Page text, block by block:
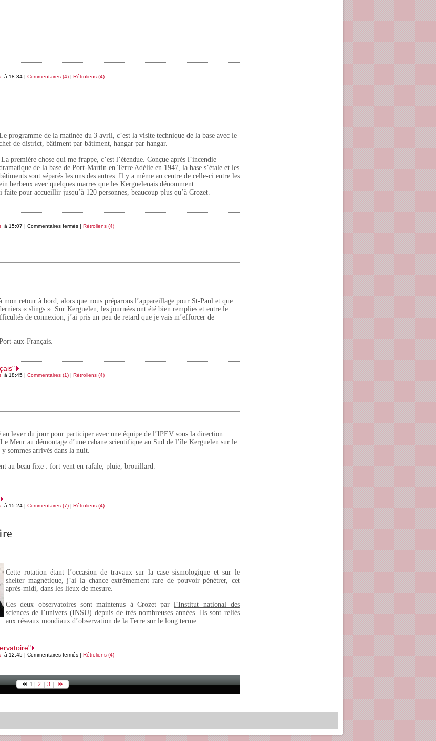
à 18:34 | Commentaires (4) | Rétroliens (4)
programme de la matinée du 3 avril, c’est la visite technique de la base avec le
de district, bâtiment par bâtiment, hangar par hangar.
La première chose qui me frappe, c’est l’étendue. Conçue après l’incendie
de la base de Port-Martin en Terre Adélie en 1947, la base s’étale et les
sont séparés les uns des autres. Il y a même au centre de celle-ci entre les
herbeux avec quelques marres que les Kerguelenais dénomment
pour accueillir jusqu’à 120 personnes, beaucoup plus qu’à Crozet.
à 15:07 | Commentaires fermés | Rétroliens (4)
mon retour à bord, alors que nous préparons l’appareillage pour St-Paul et que
« slings ». Sur Kerguelen, les journées ont été bien remplies et entre le
de connexion, j’ai pris un peu de retard que je vais m’efforcer de
aux-Français.
à 18:45 | Commentaires (1) | Rétroliens (4)
lever du jour pour participer avec une équipe de l’IPEV sous la direction
Meur au démontage d’une cabane scientifique au Sud de l’île Kerguelen sur le
sommes arrivés dans la nuit.
au beau fixe : fort vent en rafale, pluie, brouillard.
à 15:24 | Commentaires (7) | Rétroliens (4)
Cette rotation étant l’occasion de travaux sur la case sismologique et sur le
shelter magnétique, j’ai la chance extrêmement rare de pouvoir pénétrer, cet
après-midi, dans les lieux de mesure.
Ces deux observatoires sont maintenus à Crozet parl’Institut national des
sciences de l’univers (INSU) depuis de très nombreuses années. Ils sont reliés
aux réseaux mondiaux d’observation de la Terre sur le long terme.
à 12:45 | Commentaires fermés | Rétroliens (4)
1 | 2 3